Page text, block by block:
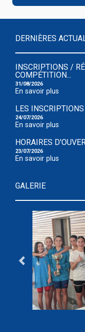
DERNIÈRES
INSCRIPTIONS /
COMPÉTITION...
31/08/2026
En savoir plus
LES
24/07/2026
En savoir plus
HORAIRES
23/07/2026
En savoir plus
GALERIE